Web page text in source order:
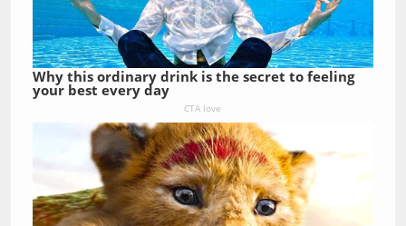
Why this ordinary drink is the secret to feeling
your best every day
CTA love